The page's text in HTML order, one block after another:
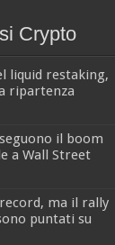
Crypto
liquid restaking,
ripartenza
il boom
a Wall Street
ma il rally
puntati su